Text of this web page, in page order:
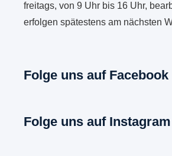
freitags, von 9 Uhr bis 16 Uhr,
erfolgen spätestens am nächsten
Folge uns auf Facebook
Folge uns auf Instagram